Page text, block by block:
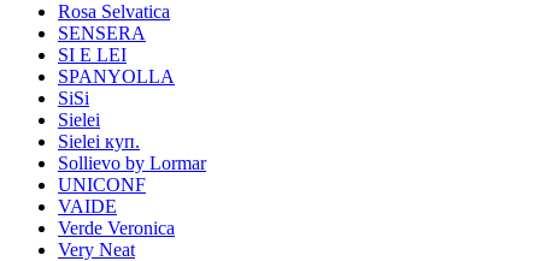
Rosa Selvatica
SENSERA
SI E LEI
SPANYOLLA
SiSi
Sielei
Sielei куп.
Sollievo by Lormar
UNICONF
VAIDE
Verde Veronica
Very Neat